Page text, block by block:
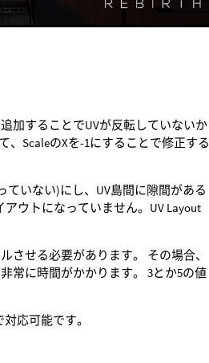
加することでUVが反転していないか
、ScaleのXを-1にすることで修正する
ていない)にし、UV島間に隙間がある
ウトになっていません。UV Layout
させる必要があります。 その場合、
常に時間がかかります。 3とか5の値
応可能です。